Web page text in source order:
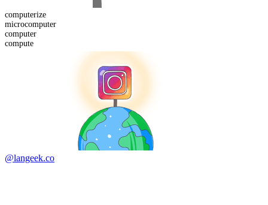
computerize
microcomputer
computer
compute
@langeek.co